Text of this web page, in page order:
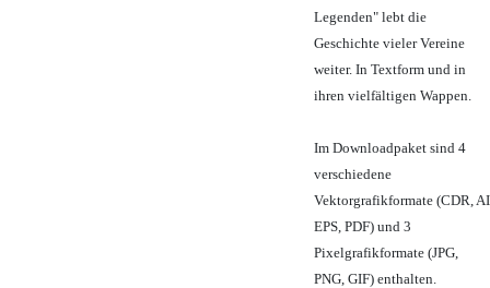
Legenden" lebt die
Geschichte vieler Vereine
weiter. In Textform und in
ihren vielfältigen Wappen.
Im Downloadpaket sind 4
verschiedene
Vektorgrafikformate (CDR, AI
EPS, PDF) und 3
Pixelgrafikformate (JPG,
PNG, GIF) enthalten.